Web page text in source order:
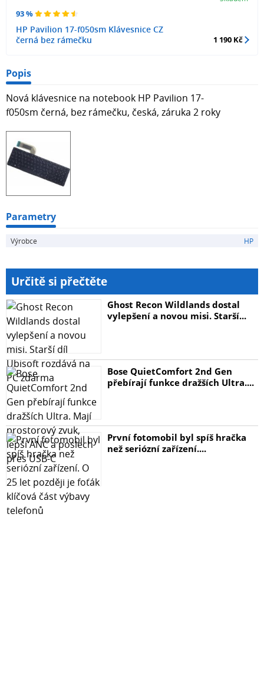
93 %
HP Pavilion 17-f050sm Klávesnice CZ
černá bez rámečku
1 190 Kč
Popis
Nová klávesnice na notebook HP Pavilion 17-
f050sm černá, bez rámečku, česká, záruka 2 roky
Parametry
Výrobce HP
Určitě si přečtěte
Ghost Recon Wildlands dostal
vylepšení a novou misi. Starší...
Bose QuietComfort 2nd Gen
přebírají funkce dražších Ultra....
První fotomobil byl spíš hračka
než seriózní zařízení....